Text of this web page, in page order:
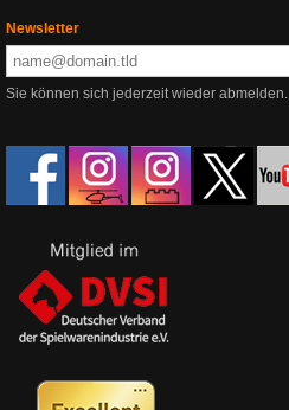
Newsletter
Sie können sich jederzeit wieder abmelden.